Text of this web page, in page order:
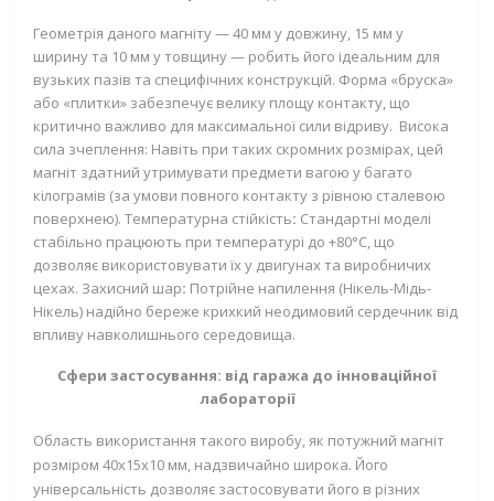
Геометрія даного магніту — 40 мм у довжину, 15 мм у
ширину та 10 мм у товщину — робить його ідеальним для
вузьких пазів та специфічних конструкцій. Форма «бруска»
або «плитки» забезпечує велику площу контакту, що
критично важливо для максимальної сили відриву. Висока
сила зчеплення: Навіть при таких скромних розмірах, цей
магніт здатний утримувати предмети вагою у багато
кілограмів (за умови повного контакту з рівною сталевою
поверхнею). Температурна стійкість: Стандартні моделі
стабільно працюють при температурі до +80°C, що
дозволяє використовувати їх у двигунах та виробничих
цехах. Захисний шар: Потрійне напилення (Нікель-Мідь-
Нікель) надійно береже крихкий неодимовий сердечник від
впливу навколишнього середовища.
Сфери застосування: від гаража до інноваційної
лабораторії
Область використання такого виробу, як потужний магніт
розміром 40х15х10 мм, надзвичайно широка. Його
універсальність дозволяє застосовувати його в різних